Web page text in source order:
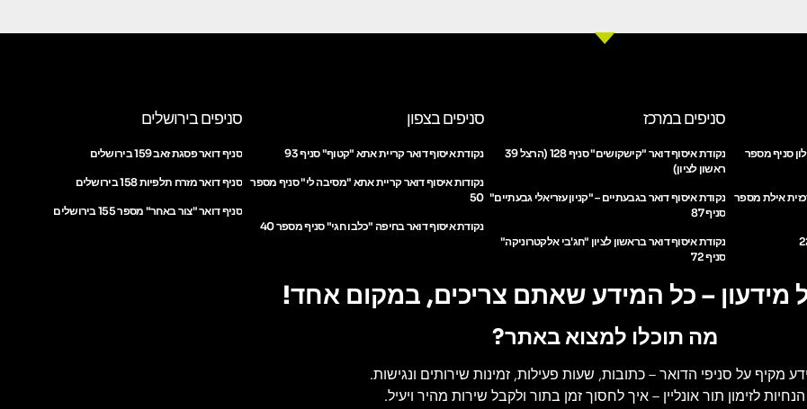
סניף מספר
אילת מספר
סניפים במרכז
נקודת איסוף דואר "קישקושים" סניף 128 (הרצל 39
ראשון לציון)
נקודת איסוף דואר בגבעתיים – "קניון עזריאלי גבעתיים"
סניף 87
נקודת איסוף דואר בראשון לציון "חג'בי אלקטרוניקה"
סניף 72
סניפים בצפון
נקודת איסוף דואר קריית אתא "קטוף" סניף 93
נקודות איסוף דואר קריית אתא "מסיבה לי" סניף מספר
50
נקודת איסוף דואר בחיפה "כלבו חגי" סניף מספר 40
סניפים בירושלים
סניף דואר פסגת זאב 159 בירושלים
סניף דואר מזרח תלפיות 158 בירושלים
סניף דואר "צור באחר" מספר 155 בירושלים
מידעון – כל המידע שאתם צריכים, במקום אחד!
מה תוכלו למצוא באתר?
מקיף על סניפי הדואר– כתובות, שעות פעילות, זמינות שירותים ונגישות.
הנחיות לזימון תור אונליין – איך לחסוך זמן בתור ולקבל שירות מהיר ויעיל.